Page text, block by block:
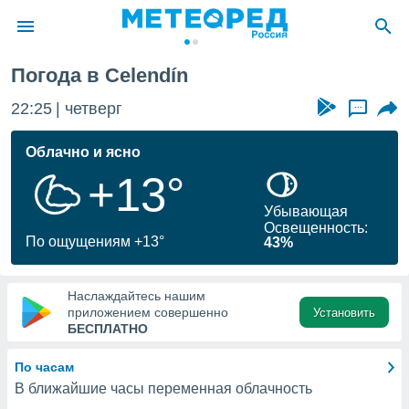
о
Вы можете
к этому
доступ
Погода в Celendín
22:25 четверг ...
Облачно и ясно
+13°
По ощущениям +13°
Убывающая
Освещенность:
43%
Наслаждайтесь нашим
приложением совершенно
БЕСПЛАТНО
Установить
По часам
В ближайшие часы переменная облачность